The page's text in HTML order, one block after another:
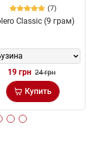
(7)
Classic (9 грам)
19 грн 24 грн
Купить